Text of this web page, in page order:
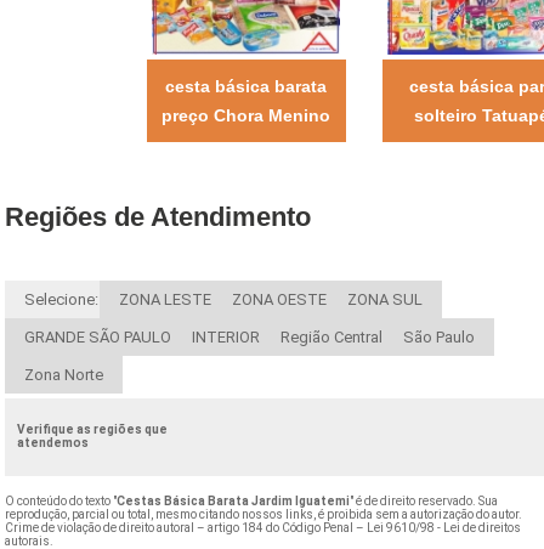
cesta básica barata
preço Chora Menino
cesta básica
solteiro
Regiões de Atendimento
Selecione: ZONA LESTE ZONA OESTE ZONA SUL
GRANDE SÃO PAULO INTERIOR Região Central São Paulo
Zona Norte
Verifique as regiões que
atendemos
O conteúdo do texto "Cestas Básica Barata Jardim Iguatemi" é de direito reservado. Sua
reprodução, parcial ou total, mesmo citando nossos links, é proibida sem a autorização do autor.
Crime de violação de direito autoral – artigo 184 do Código Penal –
Lei 9610/98 - Lei de direitos
autorais